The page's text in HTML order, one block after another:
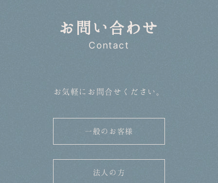
お問い合わせ
Contact
お気軽にお問合せください。
一般のお客様
法人の方